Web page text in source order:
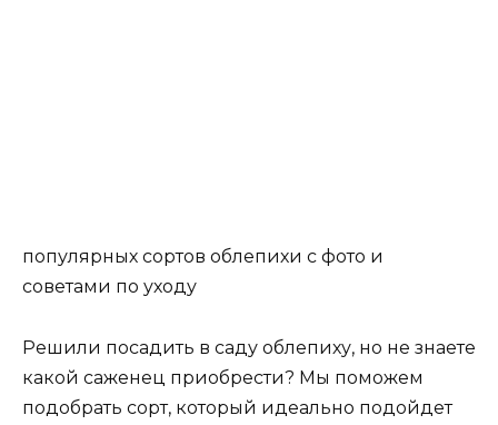
популярных сортов облепихи с фото и
советами по уходу
Решили посадить в саду облепиху, но не знаете
какой саженец приобрести? Мы поможем
подобрать сорт, который идеально подойдет